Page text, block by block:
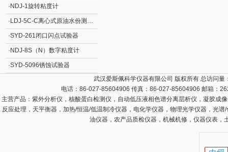
· NDJ-1旋转粘度计
· LDJ-5C-C离心式原油水份测定仪
·SYD-261闭口闪点试验器
· NDJ-8S（N）数字粘度计
·SYD-5096锈蚀试验器
武汉爱斯佩科学仪器有限公司 版权所有 总访问量
电话：86-027-85604906 传真：86-027-85604906 邮箱：
主营产品： 紫外分析仪，核酸蛋白检测仪，自动低压液相色谱分离层析仪，凝胶成
反应处理，天平衡器，加热/恒温/低温制冷仪器，电化学仪器，物理光学仪器，光
油仪器，农产品质检仪器，机械机修，仪器仪表，